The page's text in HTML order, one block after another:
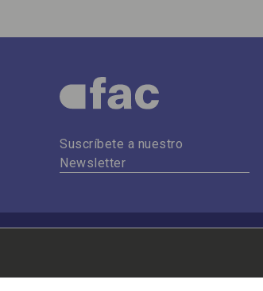
Suscríbete a nuestro
Newsletter